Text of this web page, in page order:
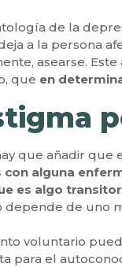
de la
a la persona
asearse.
que en
que añadir que
alguna
es algo
depende de uno
voluntario
para el